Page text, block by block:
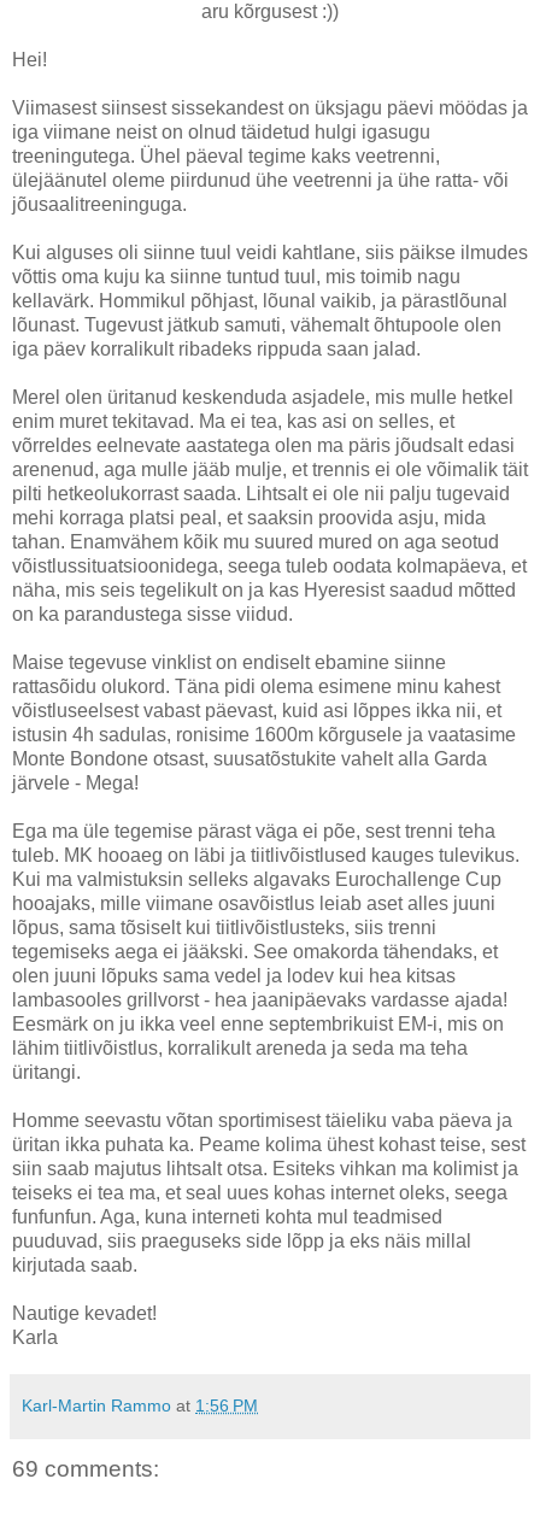
aru kõrgusest :))
Hei!
Viimasest siinsest sissekandest on üksjagu päevi möödas ja
iga viimane neist on olnud täidetud hulgi igasugu
treeningutega. Ühel päeval tegime kaks veetrenni,
ülejäänutel oleme piirdunud ühe veetrenni ja ühe ratta- või
jõusaalitreeninguga.
Kui alguses oli siinne tuul veidi kahtlane, siis päikse ilmudes
võttis oma kuju ka siinne tuntud tuul, mis toimib nagu
kellavärk. Hommikul põhjast, lõunal vaikib, ja pärastlõunal
lõunast. Tugevust jätkub samuti, vähemalt õhtupoole olen
iga päev korralikult ribadeks rippuda saan jalad.
Merel olen üritanud keskenduda asjadele, mis mulle hetkel
enim muret tekitavad. Ma ei tea, kas asi on selles, et
võrreldes eelnevate aastatega olen ma päris jõudsalt edasi
arenenud, aga mulle jääb mulje, et trennis ei ole võimalik täit
pilti hetkeolukorrast saada. Lihtsalt ei ole nii palju tugevaid
mehi korraga platsi peal, et saaksin proovida asju, mida
tahan. Enamvähem kõik mu suured mured on aga seotud
võistlussituatsioonidega, seega tuleb oodata kolmapäeva, et
näha, mis seis tegelikult on ja kas Hyeresist saadud mõtted
on ka parandustega sisse viidud.
Maise tegevuse vinklist on endiselt ebamine siinne
rattasõidu olukord. Täna pidi olema esimene minu kahest
võistluseelsest vabast päevast, kuid asi lõppes ikka nii, et
istusin 4h sadulas, ronisime 1600m kõrgusele ja vaatasime
Monte Bondone otsast, suusatõstukite vahelt alla Garda
järvele - Mega!
Ega ma üle tegemise pärast väga ei põe, sest trenni teha
tuleb. MK hooaeg on läbi ja tiitlivõistlused kauges tulevikus.
Kui ma valmistuksin selleks algavaks Eurochallenge Cup
hooajaks, mille viimane osavõistlus leiab aset alles juuni
lõpus, sama tõsiselt kui tiitlivõistlusteks, siis trenni
tegemiseks aega ei jääkski. See omakorda tähendaks, et
olen juuni lõpuks sama vedel ja lodev kui hea kitsas
lambasooles grillvorst - hea jaanipäevaks vardasse ajada!
Eesmärk on ju ikka veel enne septembrikuist EM-i, mis on
lähim tiitlivõistlus, korralikult areneda ja seda ma teha
üritangi.
Homme seevastu võtan sportimisest täieliku vaba päeva ja
üritan ikka puhata ka. Peame kolima ühest kohast teise, sest
siin saab majutus lihtsalt otsa. Esiteks vihkan ma kolimist ja
teiseks ei tea ma, et seal uues kohas internet oleks, seega
funfunfun. Aga, kuna interneti kohta mul teadmised
puuduvad, siis praeguseks side lõpp ja eks näis millal
kirjutada saab.
Nautige kevadet!
Karla
Karl-Martin Rammo at 1:56 PM
69 comments: